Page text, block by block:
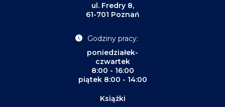
ul. Fredry 8,
61-701 Poznań
Godziny pracy:
poniedziałek-
czwartek
8:00 - 16:00
piątek 8:00 - 14:00
Książki